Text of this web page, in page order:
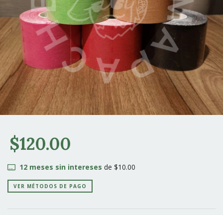
$120.00
12meses sin intereses de $10.00
VER MÉTODOS DE PAGO